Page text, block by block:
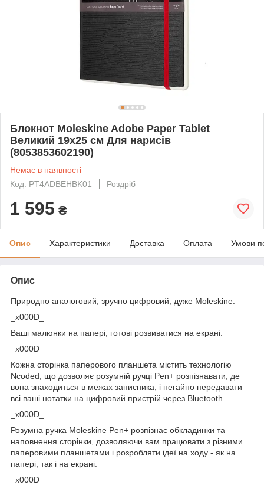
Блокнот Moleskine Adobe Paper Tablet
Великий 19х25 см Для нарисів
(8053853602190)
Немає в наявності
Код: PT4ADBEHBK01
Роздріб
1 595 ₴
Опис Характеристики Доставка Оплата Умови
Опис
Природно аналоговий, зручно цифровий, дуже Moleskine.
_x000D_
Ваші малюнки на папері, готові розвиватися на екрані.
_x000D_
Кожна сторінка паперового планшета містить технологію
Ncoded, що дозволяє розумній ручці Pen+ розпізнавати, де
вона знаходиться в межах записника, і негайно передавати
всі ваші нотатки на цифровий пристрій через Bluetooth.
_x000D_
Розумна ручка Moleskine Pen+ розпізнає обкладинки та
наповнення сторінки, дозволяючи вам працювати з різними
паперовими планшетами і розробляти ідеї на ходу - як на
папері, так і на екрані.
_x000D_